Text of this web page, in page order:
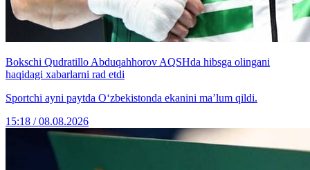
Bokschi Qudratillo Abduqahhorov AQSHda hibsga olingani
haqidagi xabarlarni rad etdi
Sportchi ayni paytda O‘zbekistonda ekanini ma’lum qildi.
15:18 / 08.08.2026